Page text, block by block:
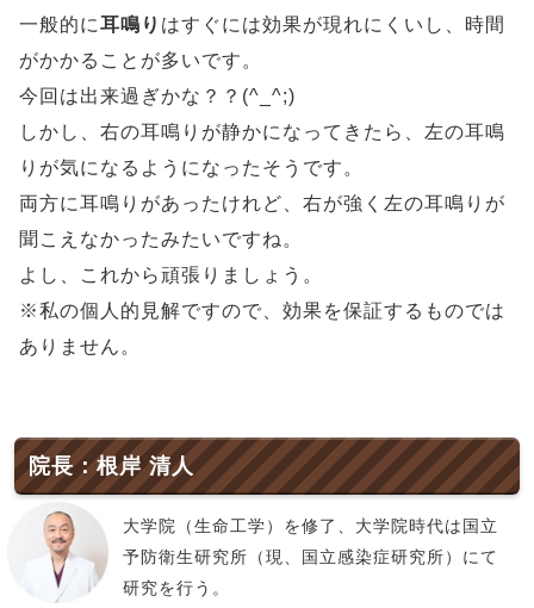
一般的に耳鳴り はすぐには効果が現れにくいし、時間
がかかることが多いです。
今回は出来過ぎかな？？(^_^;)
しかし、右の耳鳴りが静かになってきたら、左の耳鳴
りが気になるようになったそうです。
両方に耳鳴りがあったけれど、右が強く左の耳鳴りが
聞こえなかったみたいですね。
よし、これから頑張りましょう。
※私の個人的見解ですので、効果を保証するものでは
ありません。
院長：根岸 清人
大学院（生命工学）を修了、大学院時代は国立
予防衛生研究所（現、国立感染症研究所）にて
研究を行う。